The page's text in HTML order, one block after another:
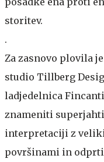
storitev.
.
Za zasnovo plovila
studio Tillberg
ladjedelnica
znameniti
interpretaciji z
površinami in